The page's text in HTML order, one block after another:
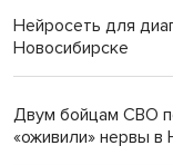
Нейросеть для
Новосибирске
Двум бойцам СВО
«оживили» нервы в